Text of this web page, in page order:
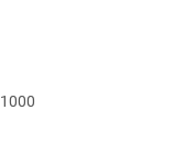
1000